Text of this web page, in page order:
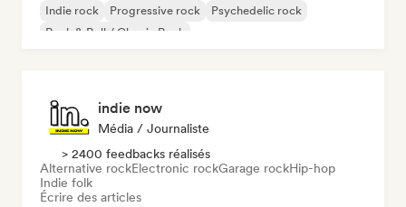
Indie rock
Progressive rock
Psychedelic rock
Rock & Roll / Classic Rock
indie now
Média / Journaliste
> 2400 feedbacks réalisés
Alternative rockElectronic rockGarage rockHip-hop
Indie folk
Écrire des articles